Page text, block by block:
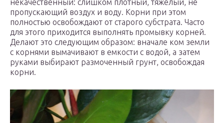
пропускающий воздух и воду. Корни при этом
полностью освобождают от старого субстрата. Часто
для этого приходится выполнять промывку корней.
Делают это следующим образом: вначале ком земли
с корнями вымачивают в емкости с водой, а затем
руками выбирают размоченный грунт, освобождая
корни.